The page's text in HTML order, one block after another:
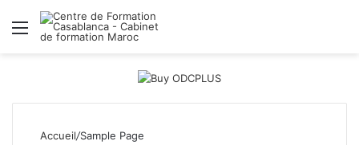
Menu
Accueil/Sample Page